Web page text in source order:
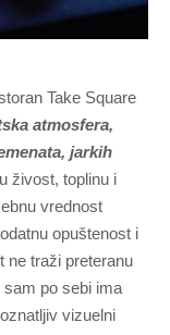
Take Square
atmosfera,
jarkih
živost, toplinu i
vrednost
opuštenost i
ne traži preteranu
sam po sebi ima
vizuelni